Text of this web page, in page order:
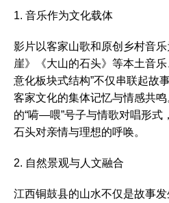
1. 音乐作为文化载体
影片以客家山歌和原创乡村音
崖》《大山的石头》等本土音
意化板块式结构”不仅串联起故
客家文化的集体记忆与情感共
的“嗬—喂”号子与情歌对唱形式
石头对亲情与理想的呼唤。
2. 自然景观与人文融合
江西铜鼓县的山水不仅是故事